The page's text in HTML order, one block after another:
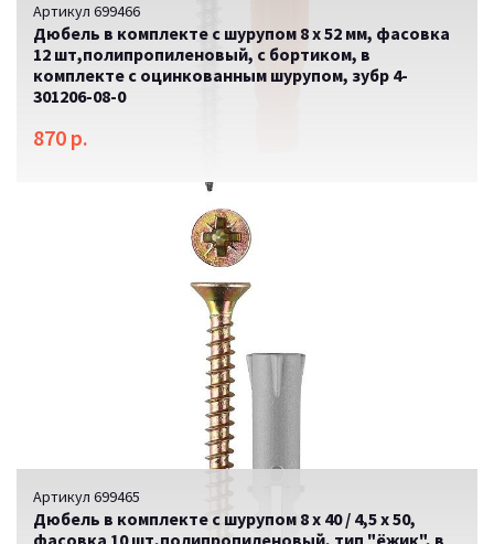
Артикул 699466
Дюбель в комплекте с шурупом 8 х 52 мм, фасовка
12 шт,полипропиленовый, с бортиком, в
комплекте с оцинкованным шурупом, зубр 4-
301206-08-0
870 р.
Артикул 699465
Дюбель в комплекте с шурупом 8 х 40 / 4,5 х 50,
фасовка 10 шт,полипропиленовый, тип "ёжик", в